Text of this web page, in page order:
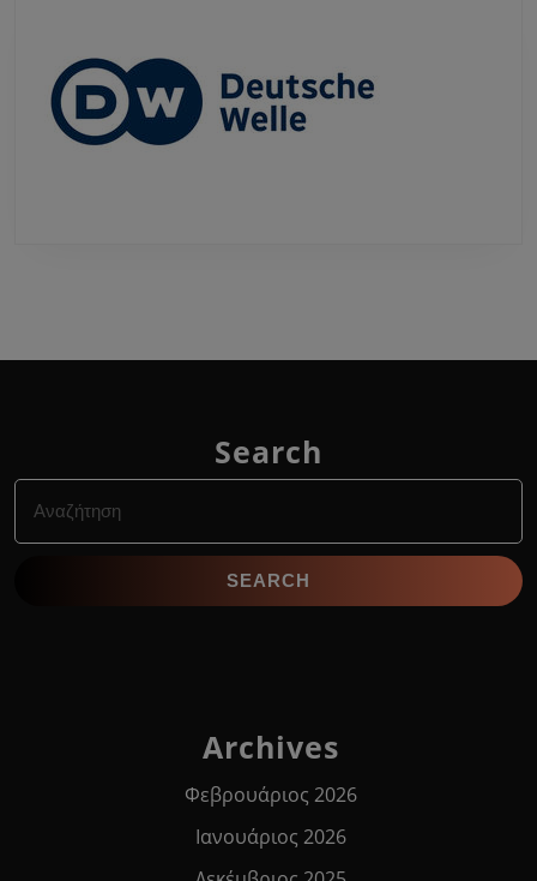
Search
for:
Archives
Φεβρουάριος 2026
Ιανουάριος 2026